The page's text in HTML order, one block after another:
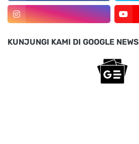
KUNJUNGI KAMI DI GOOGLE NEWS